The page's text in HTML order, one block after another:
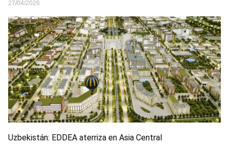
27/04/2026
Uzbekistán: EDDEA aterriza en Asia Central